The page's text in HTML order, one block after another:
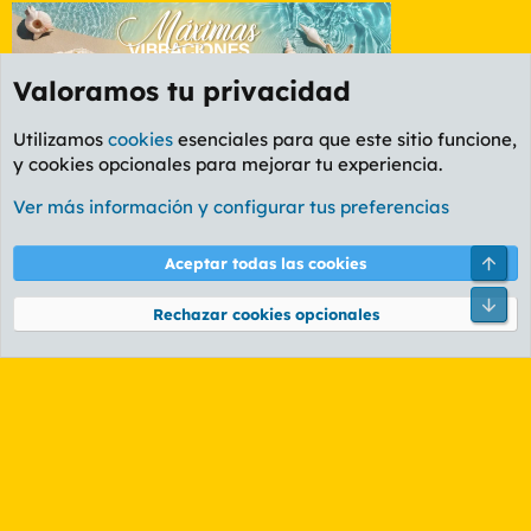
Foro Música
Cookies
PL OLDSTYLE AMARILLO
Términos y reglas Política de privacidad Ayuda
Community platform by XenForo® © 2010-2026 XenForo Ltd.
Valoramos tu privacidad
Utilizamos cookies esenciales para que este sitio funcione,
y cookies opcionales para mejorar tu experiencia.
Ver más información y configurar tus preferencias
Aceptar todas las cookies
Rechazar cookies opcionales
Pie